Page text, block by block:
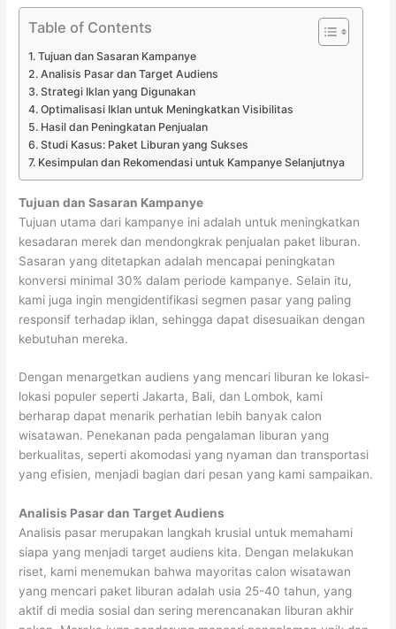
Table of Contents
Tujuan dan Sasaran Kampanye
Analisis Pasar dan Target Audiens
Strategi Iklan yang Digunakan
Optimalisasi Iklan untuk Meningkatkan Visibilitas
Hasil dan Peningkatan Penjualan
Studi Kasus: Paket Liburan yang Sukses
Kesimpulan dan Rekomendasi untuk Kampanye Selanjutnya
Tujuan dan Sasaran Kampanye
Tujuan utama dari kampanye ini adalah untuk meningkatkan
kesadaran merek dan mendongkrak penjualan paket liburan.
Sasaran yang ditetapkan adalah mencapai peningkatan
konversi minimal 30% dalam periode kampanye. Selain itu,
kami juga ingin mengidentifikasi segmen pasar yang paling
responsif terhadap iklan, sehingga dapat disesuaikan dengan
kebutuhan mereka.
Dengan menargetkan audiens yang mencari liburan ke lokasi-
lokasi populer seperti Jakarta, Bali, dan Lombok, kami
berharap dapat menarik perhatian lebih banyak calon
wisatawan. Penekanan pada pengalaman liburan yang
berkualitas, seperti akomodasi yang nyaman dan transportasi
yang efisien, menjadi bagian dari pesan yang kami sampaikan.
Analisis Pasar dan Target Audiens
Analisis pasar merupakan langkah krusial untuk memahami
siapa yang menjadi target audiens kita. Dengan melakukan
riset, kami menemukan bahwa mayoritas calon wisatawan
yang mencari paket liburan adalah usia 25-40 tahun, yang
aktif di media sosial dan sering merencanakan liburan akhir